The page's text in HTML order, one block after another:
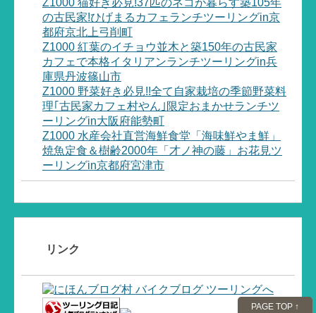
Z1000 猫好き必見!37匹のネコが暮らす築105年
の古民家!ひげまるカフェランチツーリングin京
都府京北上弓削町
Z1000 紅葉のイチョウ並木と築150年の古民家
カフェで本格イタリアンランチツーリングin兵
庫県丹波篠山市
Z1000 野菜好き必見!!全て自家栽培の季節野菜料
理｢古民家カフェ村やん｣限定おまかせランチツ
ーリングin大阪府能勢町
Z1000 水産会社直営海鮮食堂「海味鮮やま鮮」
焼魚定食＆樹齢2000年「才ノ神の藤」お花見ツ
ーリングin京都府宮津市
リンク
PAGE TOP ↑